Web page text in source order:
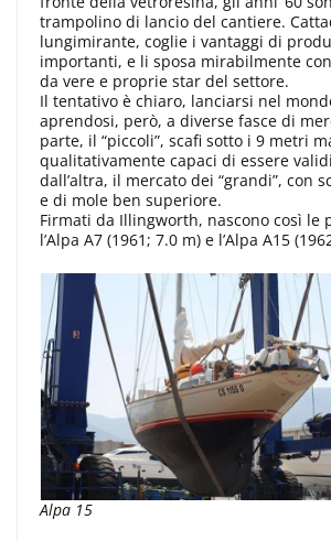
trampolino di lancio del cantiere.
lungimirante, coglie i vantaggi di
importanti, e li sposa mirabilmente
da vere e proprie star del settore.
Il tentativo è chiaro, lanciarsi nel
aprendosi, però, a diverse fasce di
parte, il “piccoli”, scafi sotto i 9 metri
qualitativamente capaci di essere
dall’altra, il mercato dei “grandi”, con
e di mole ben superiore.
Firmati da Illingworth, nascono così le
l’Alpa A7 (1961; 7.0 m) e l’Alpa A15
Alpa 15